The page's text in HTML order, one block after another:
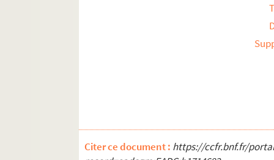
Citer ce document : https://ccfr.bnf.fr/